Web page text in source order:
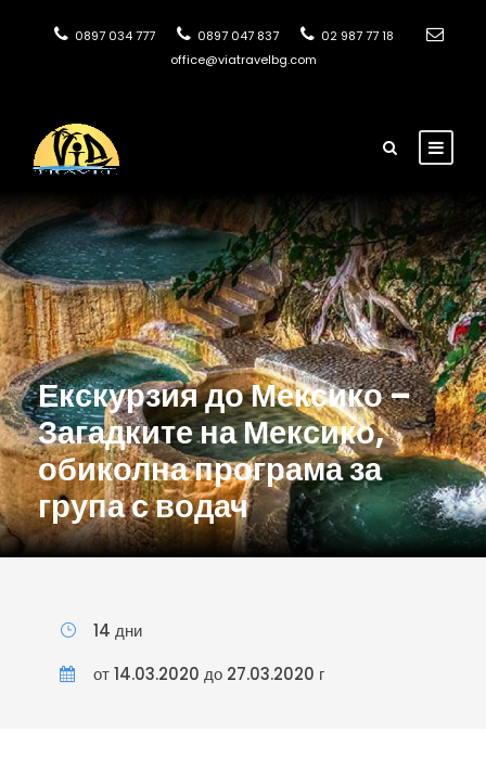
0897 034 777 0897 047 837
02 987 77 18
office@viatravelbg.com
Екскурзия до Мексико –
Загадките на Мексико,
обиколна програма за
група с водач
14 дни
от 14.03.2020 до 27.03.2020 г